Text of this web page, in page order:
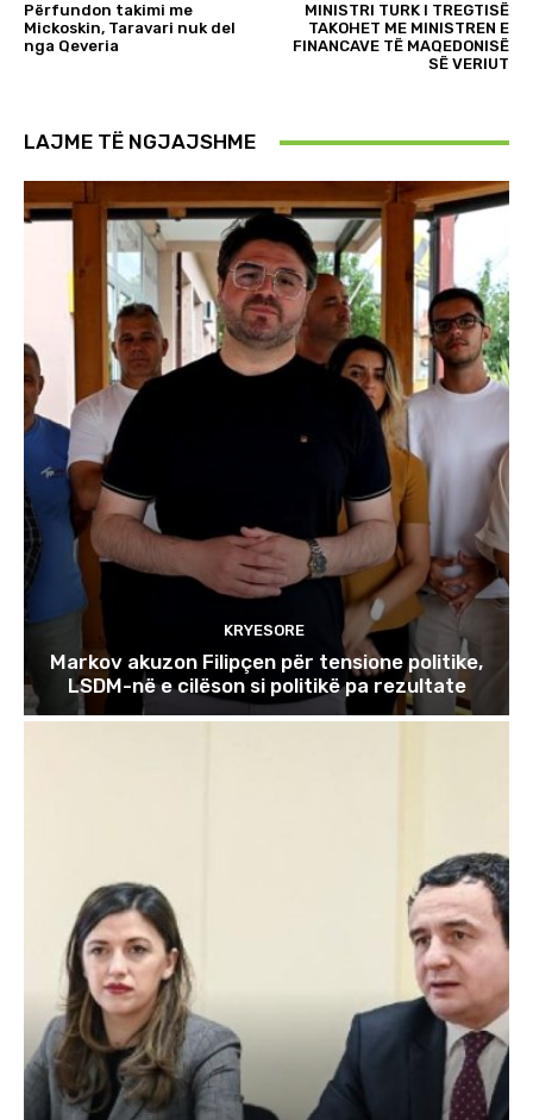
Përfundon takimi me
Mickoskin, Taravari nuk del
nga Qeveria
MINISTRI TURK I TREGTISË
TAKOHET ME MINISTREN E
FINANCAVE TË MAQEDONISË
SË VERIUT
LAJME TË NGJAJSHME
KRYESORE
Markov akuzon Filipçen për tensione politike,
LSDM-në e cilëson si politikë pa rezultate